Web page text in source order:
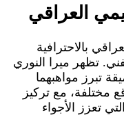
العراقي
بالاحترافية
تظهر ميرا النوري
تبرز مواهبهما
مختلفة، مع تركيز
تعزز الأجواء